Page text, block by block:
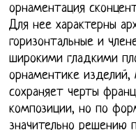
орнаментация
Для нее характерны
горизонтальные и
широкими гладкими
орнаментике изделий,
сохраняет черты
композиции, но по
значительно решению